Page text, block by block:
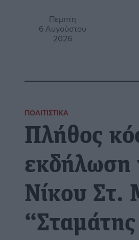
Πέμπτη
6 Αυγούστου
2026
ΠΟΛΙΤΙΣΤΙΚΆ
Πλήθος
εκδήλωση
Νίκου Στ.